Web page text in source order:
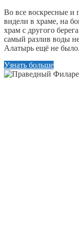
Во все воскресные и
видели в храме, на
храм с другого
самый разлив воды
Алатырь ещё не было.
Узнать больше